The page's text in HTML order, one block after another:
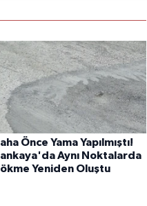
Önce Yama Yapılmıştı!
Aynı Noktalarda
Yeniden Oluştu